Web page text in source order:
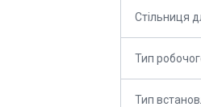
Стільниця
Тип
Тип